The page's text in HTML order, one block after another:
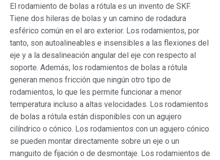
El rodamiento de bolas a rótula es un invento de SKF.
Tiene dos hileras de bolas y un camino de rodadura
esférico común en el aro exterior. Los rodamientos, por
tanto, son autoalineables e insensibles a las flexiones del
eje y a la desalineación angular del eje con respecto al
soporte. Además, los rodamientos de bolas a rótula
generan menos fricción que ningún otro tipo de
rodamientos, lo que les permite funcionar a menor
temperatura incluso a altas velocidades. Los rodamientos
de bolas a rótula están disponibles con un agujero
cilíndrico o cónico. Los rodamientos con un agujero cónico
se pueden montar directamente sobre un eje o un
manguito de fijación o de desmontaje. Los rodamientos de